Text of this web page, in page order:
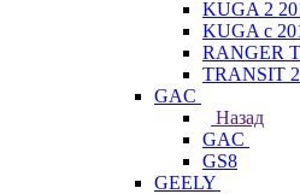
KUGA 2
KUGA с
RANGER
TRANSIT
GAC
Назад
GAC
GS8
GEELY